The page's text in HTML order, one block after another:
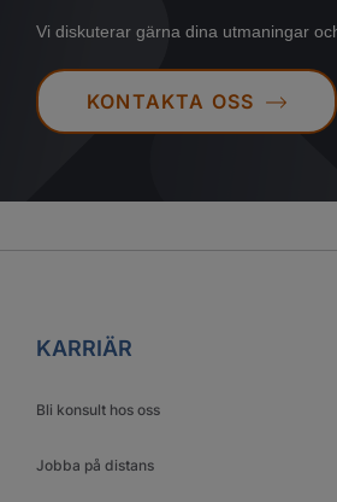
Vi diskuterar gärna dina utmaningar
KONTAKTA OSS
KARRIÄR
Bli konsult hos oss
Jobba på distans